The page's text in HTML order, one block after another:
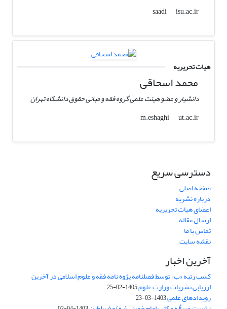
saadi
isu.ac.ir
هیات تحریریه
محمد اسحاقی
دانشیار و عضو هیئت علمی گروه فقه و مبانی حقوق دانشگاه تهران
m.eshaghi
ut.ac.ir
دسترسی سریع
صفحه اصلی
درباره نشریه
اعضای هیات تحریریه
ارسال مقاله
تماس با ما
نقشه سایت
آخرین اخبار
کسب رتبه «ب» توسط فصلنامه پژوه نامه فقه و علوم اسلامی در آخرین
ارزیابی نشریات وزارت علوم1405-02-25
رویدادهای علمی1403-03-23